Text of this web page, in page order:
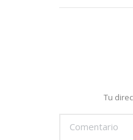
Tu
Comentario